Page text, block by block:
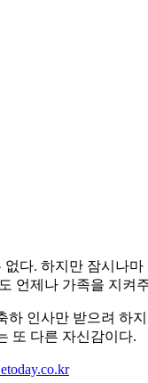
다. 하지만 잠시나
언제나 가족을 지켜
하 인사만 받으려 하
또 다른 자신감이다.